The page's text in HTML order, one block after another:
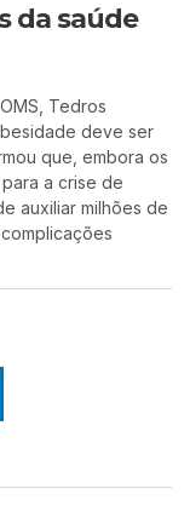
da saúde
Tedros
deve ser
que, embora os
a crise de
auxiliar milhões de